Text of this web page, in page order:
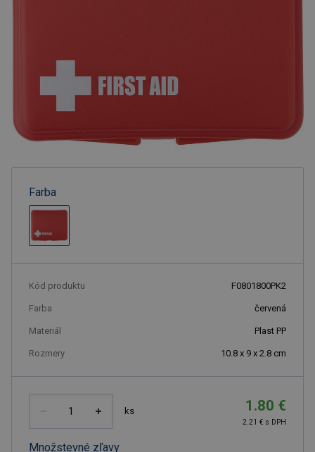
Farba
Kód produktu F0801800PK2
Farba červená
Materiál Plast PP
Rozmery 10.8 x 9 x 2.8 cm
ks 1.80 €
2.21 € s DPH
Množstevné zľavy